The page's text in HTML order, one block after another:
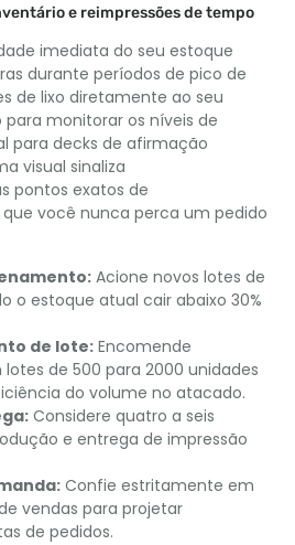
e reimpressões de tempo
imediata do seu estoque
durante períodos de pico de
de lixo diretamente ao seu
monitorar os níveis de
para decks de afirmação
visual sinaliza
pontos exatos de
você nunca perca um pedido
Acione novos lotes de
o estoque atual cair abaixo 30%
de lote: Encomende
de 500 para 2000 unidades
do volume no atacado.
Considere quatro a seis
e entrega de impressão
Confie estritamente em
vendas para projetar
de pedidos.